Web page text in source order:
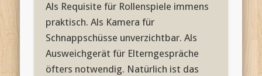
Als Requisite für Rollenspiele immens
praktisch. Als Kamera für
Schnappschüsse unverzichtbar. Als
Ausweichgerät für Elterngespräche
öfters notwendig. Natürlich ist das